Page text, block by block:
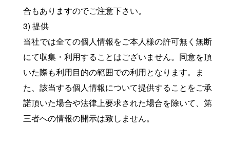
合もありますのでご注意下さい。
3) 提供
当社では全ての個人情報をご本人様の許可無く無断
にて収集・利用することはございません。同意を頂
いた際も利用目的の範囲での利用となります。ま
た、該当する個人情報について提供することをご承
諾頂いた場合や法律上要求された場合を除いて、第
三者への情報の開示は致しません。